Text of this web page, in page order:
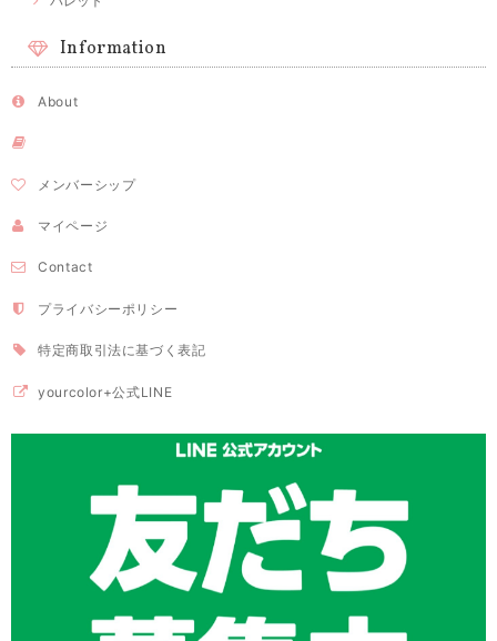
Information
About
メンバーシップ
マイページ
Contact
プライバシーポリシー
特定商取引法に基づく表記
yourcolor+公式LINE